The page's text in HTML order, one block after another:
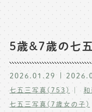
5歳&7歳の七
2026.01.29
七五三写真(753)
七五三写真(7歳女の子)